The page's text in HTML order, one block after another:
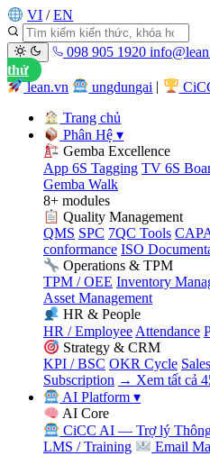
VI / EN
098 905 1920
thử
lean.vn
ungdungai
Trang chủ
Phân Hệ▾
Gemba Excellence
App 6S Tagging TV 6S
Gemba Walk
8+ modules
Quality Management
QMS SPC 7QC Tools
conformance ISO
Operations & TPM
TPM / OEE Inventory
Asset Management
HR & People
HR / Employee Attendance
Strategy & CRM
KPI / BSC OKR Cycle
Subscription → Xem tất cả
AI Platform▾
AI Core
CiCC AI — Trợ lý
LMS / Training
Email